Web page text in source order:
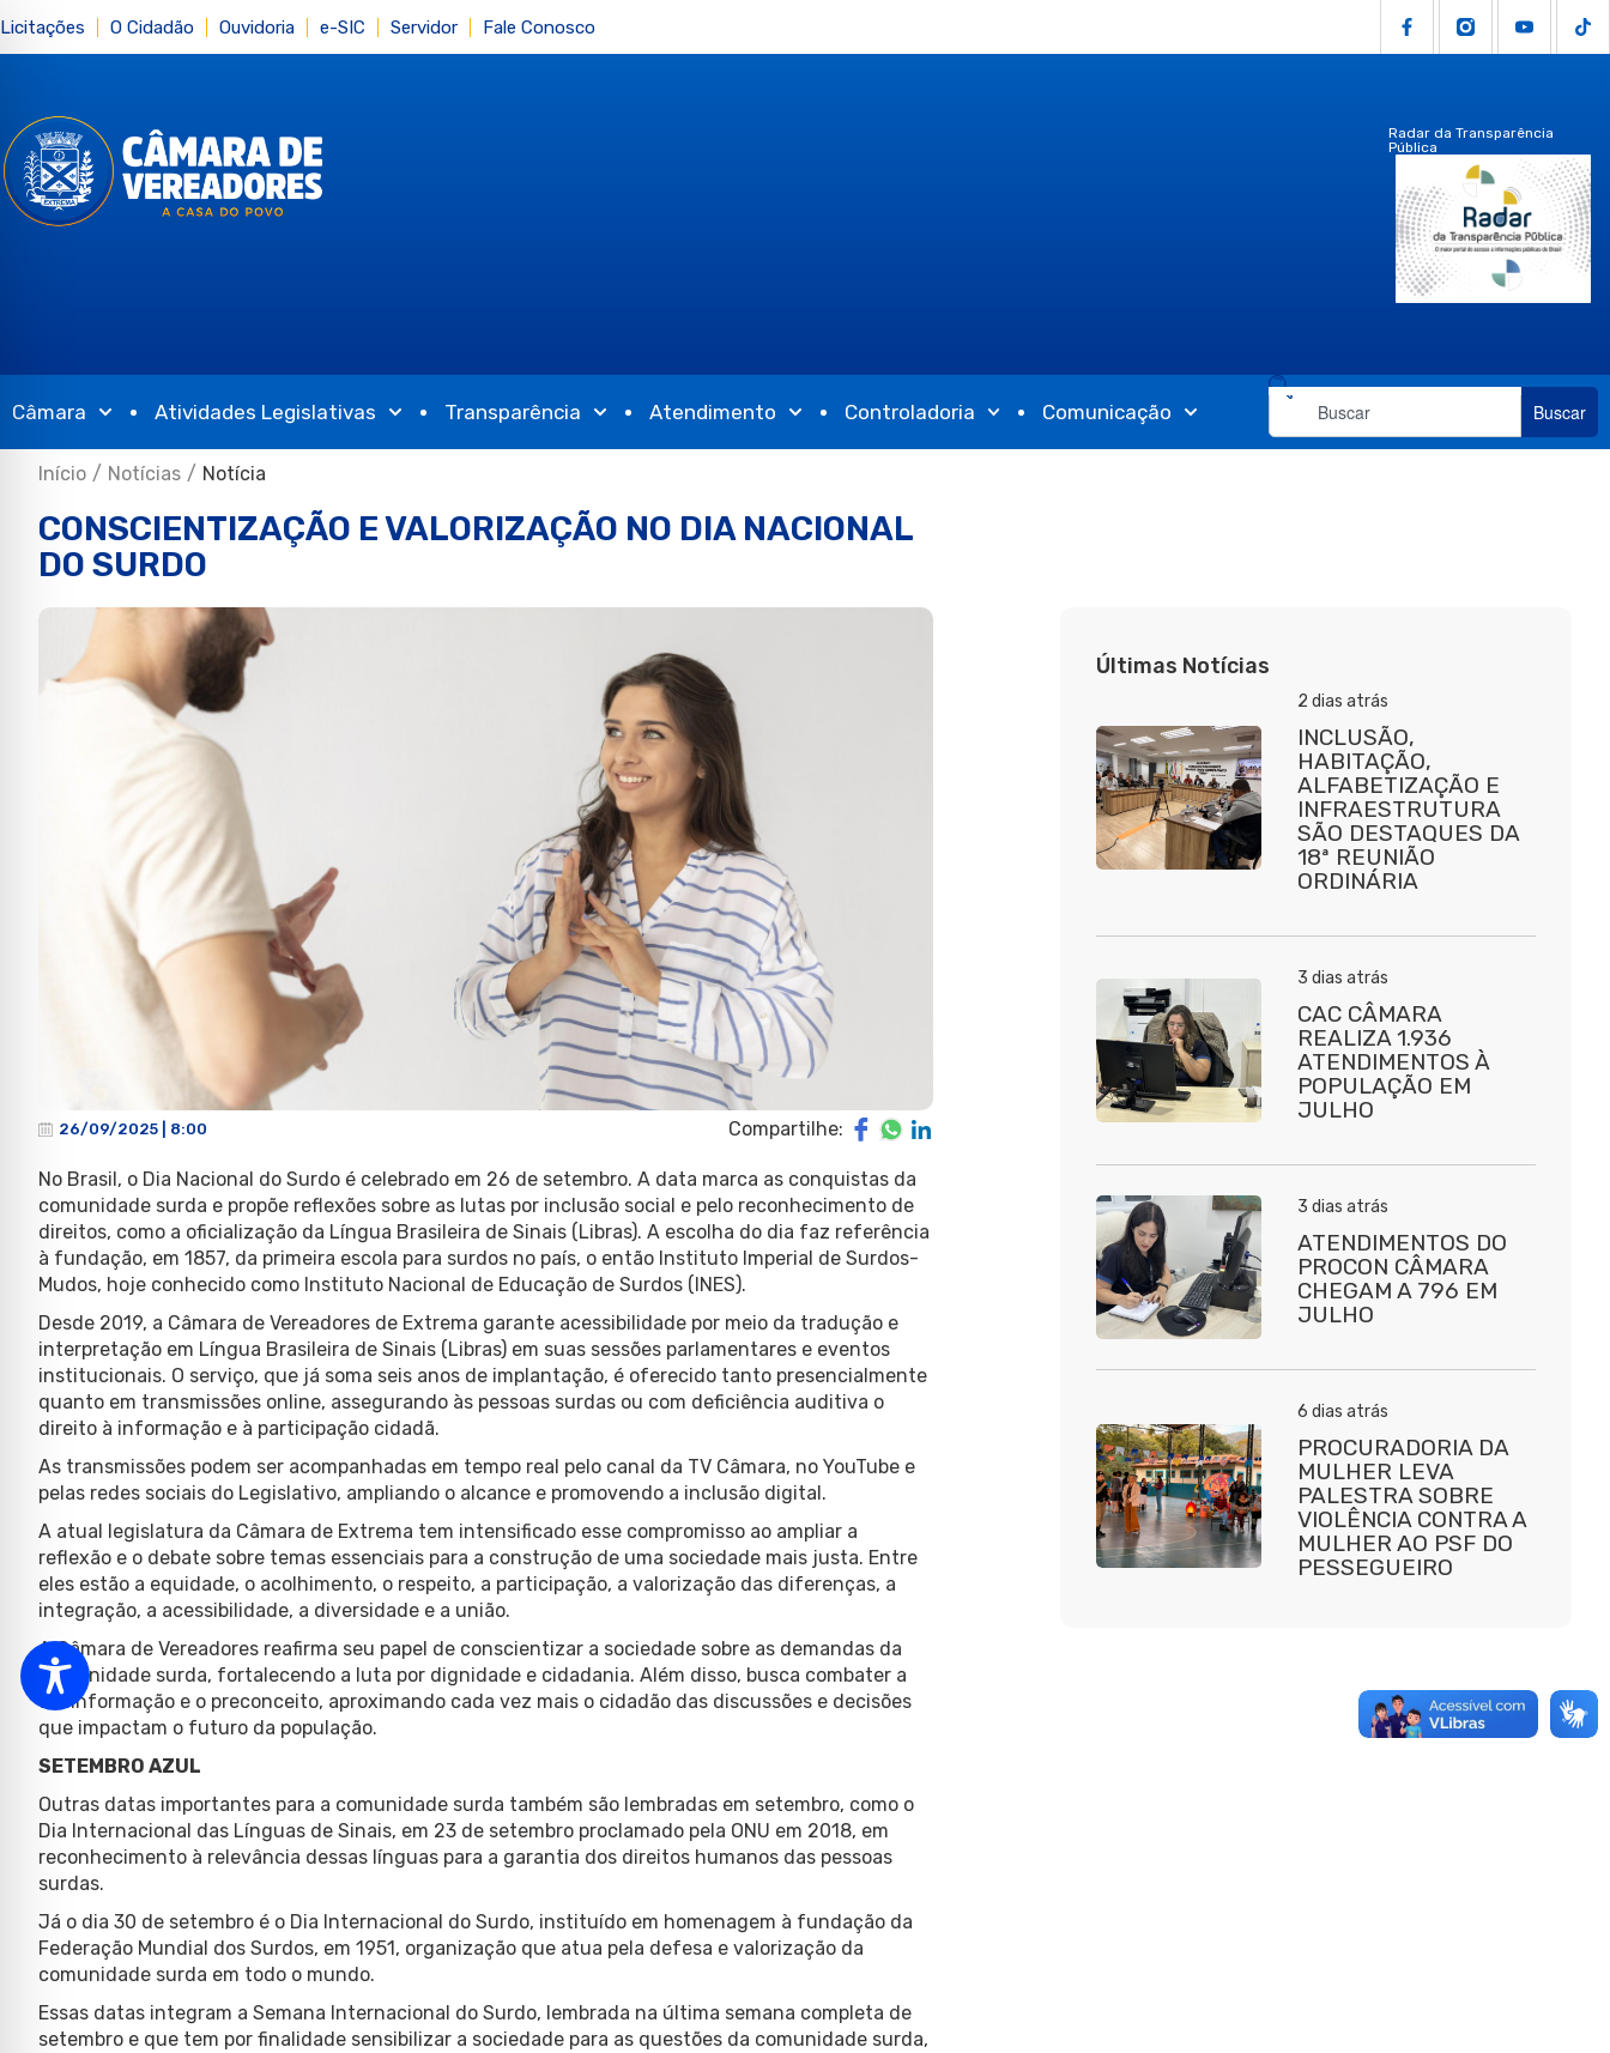
Licitações O Cidadão Ouvidoria e-SIC Servidor Fale Conosco
Radar da Transparência
Pública
Câmara Atividades Legislativas Transparência Atendimento Controladoria Comunicação Buscar
Início / Notícias / Notícia
CONSCIENTIZAÇÃO E VALORIZAÇÃO NO DIA NACIONAL
DO SURDO
26/09/2025 | 8:00 Compartilhe:
No Brasil, o Dia Nacional do Surdo é celebrado em 26 de setembro. A data marca as conquistas da
comunidade surda e propõe reflexões sobre as lutas por inclusão social e pelo reconhecimento de
direitos, como a oficialização da Língua Brasileira de Sinais (Libras). A escolha do dia faz referência
à fundação, em 1857, da primeira escola para surdos no país, o então Instituto Imperial de Surdos-
Mudos, hoje conhecido como Instituto Nacional de Educação de Surdos (INES).
Desde 2019, a Câmara de Vereadores de Extrema garante acessibilidade por meio da tradução e
interpretação em Língua Brasileira de Sinais (Libras) em suas sessões parlamentares e eventos
institucionais. O serviço, que já soma seis anos de implantação, é oferecido tanto presencialmente
quanto em transmissões online, assegurando às pessoas surdas ou com deficiência auditiva o
direito à informação e à participação cidadã.
As transmissões podem ser acompanhadas em tempo real pelo canal da TV Câmara, no YouTube e
pelas redes sociais do Legislativo, ampliando o alcance e promovendo a inclusão digital.
A atual legislatura da Câmara de Extrema tem intensificado esse compromisso ao ampliar a
reflexão e o debate sobre temas essenciais para a construção de uma sociedade mais justa. Entre
eles estão a equidade, o acolhimento, o respeito, a participação, a valorização das diferenças, a
integração, a acessibilidade, a diversidade e a união.
A Câmara de Vereadores reafirma seu papel de conscientizar a sociedade sobre as demandas da
comunidade surda, fortalecendo a luta por dignidade e cidadania. Além disso, busca combater a
desinformação e o preconceito, aproximando cada vez mais o cidadão das discussões e decisões
que impactam o futuro da população.
SETEMBRO AZUL
Outras datas importantes para a comunidade surda também são lembradas em setembro, como o
Dia Internacional das Línguas de Sinais, em 23 de setembro proclamado pela ONU em 2018, em
reconhecimento à relevância dessas línguas para a garantia dos direitos humanos das pessoas
surdas.
Já o dia 30 de setembro é o Dia Internacional do Surdo, instituído em homenagem à fundação da
Federação Mundial dos Surdos, em 1951, organização que atua pela defesa e valorização da
comunidade surda em todo o mundo.
Essas datas integram a Semana Internacional do Surdo, lembrada na última semana completa de
setembro e que tem por finalidade sensibilizar a sociedade para as questões da comunidade surda,
Últimas Notícias
2 dias atrás
INCLUSÃO,
HABITAÇÃO,
ALFABETIZAÇÃO E
INFRAESTRUTURA
SÃO DESTAQUES DA
18ª REUNIÃO
ORDINÁRIA
3 dias atrás
CAC CÂMARA
REALIZA 1.936
ATENDIMENTOS À
POPULAÇÃO EM
JULHO
3 dias atrás
ATENDIMENTOS DO
PROCON CÂMARA
CHEGAM A 796 EM
JULHO
6 dias atrás
PROCURADORIA DA
MULHER LEVA
PALESTRA SOBRE
VIOLÊNCIA CONTRA A
MULHER AO PSF DO
PESSEGUEIRO